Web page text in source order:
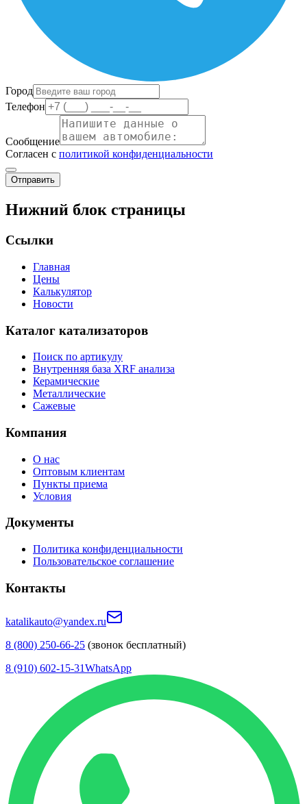
Город
Телефон
Сообщение
Согласен с политикой конфиденциальности
Отправить
Нижний блок страницы
Ссылки
Главная
Цены
Калькулятор
Новости
Каталог катализаторов
Поиск по артикулу
Внутренняя база XRF анализа
Керамические
Металлические
Сажевые
Компания
О нас
Оптовым клиентам
Пункты приема
Условия
Документы
Политика конфиденциальности
Пользовательское соглашение
Контакты
katalikauto@yandex.ru
8 (800) 250-66-25 (звонок бесплатный)
8 (910) 602-15-31WhatsApp